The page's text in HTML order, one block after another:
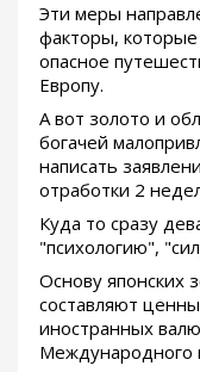
Эти меры
факторы,
опасное
Европу.
А вот золото и
богачей
написать
отработки 2
Куда то сразу
"психологию",
Основу японских
составляют
иностранных
Международного